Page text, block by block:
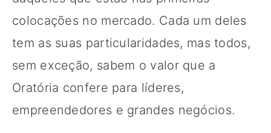
colocações no mercado. Cada um deles
tem as suas particularidades, mas todos,
sem exceção, sabem o valor que a
Oratória confere para líderes,
empreendedores e grandes negócios.